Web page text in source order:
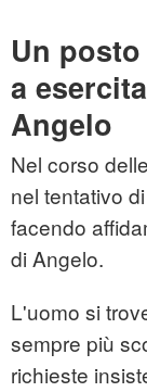
Un
a
Angelo
Nel corso
nel tentativo
facendo
di Angelo.
L'uomo si
sempre più
richieste